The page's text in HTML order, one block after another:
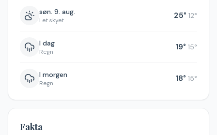
søn. 9. aug.
Let skyet 25° 12°
I dag
Regn 19° 15°
I morgen
Regn 18° 15°
Fakta